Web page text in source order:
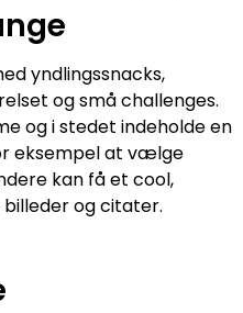
yndlingssnacks,
og små challenges.
og i stedet indeholde en
eksempel at vælge
kan få et cool,
og citater.